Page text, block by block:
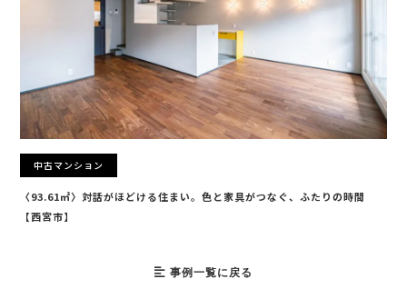
中古マンション
〈93.61㎡〉対話がほどける住まい。色と家具がつなぐ、ふたりの時間
【西宮市】
事例一覧に戻る